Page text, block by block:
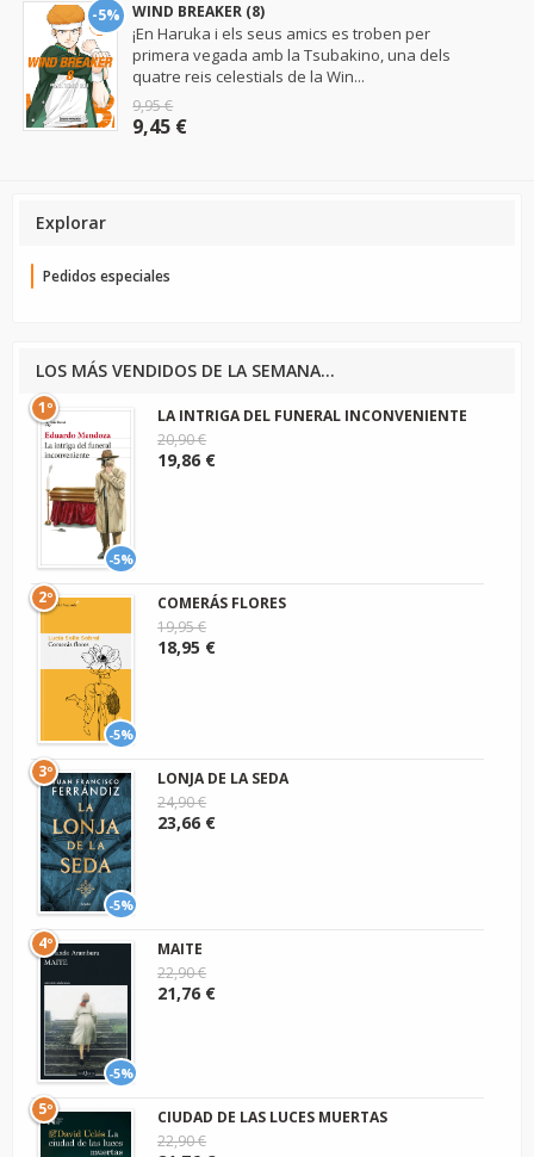
-5% WIND BREAKER (8)
¡En Haruka i els seus amics es troben per
primera vegada amb la Tsubakino, una dels
quatre reis celestials de la Win...
9,95 €
9,45 €
Explorar
Pedidos especiales
LOS MÁS VENDIDOS DE LA SEMANA...
-5%
1º
LA INTRIGA DEL FUNERAL INCONVENIENTE
20,90 €
19,86 €
-5%
2º
COMERÁS FLORES
19,95 €
18,95 €
-5%
3º
LONJA DE LA SEDA
24,90 €
23,66 €
-5%
4º
MAITE
22,90 €
21,76 €
5º
CIUDAD DE LAS LUCES MUERTAS
22,90 €